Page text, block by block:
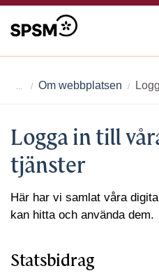
Om webbplatsen
Logga in till
tjänster
Här har vi samlat våra
kan hitta och använda dem.
Statsbidrag